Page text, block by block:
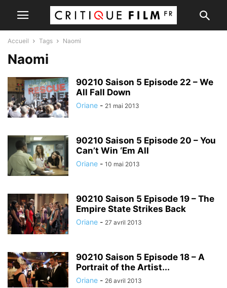
Accueil Tags Naomi
Naomi
90210 Saison 5 Episode 22 – We
All Fall Down
Oriane - 21 mai 2013
90210 Saison 5 Episode 20 – You
Can’t Win ‘Em All
Oriane - 10 mai 2013
90210 Saison 5 Episode 19 – The
Empire State Strikes Back
Oriane - 27 avril 2013
90210 Saison 5 Episode 18 – A
Portrait of the Artist...
Oriane - 26 avril 2013